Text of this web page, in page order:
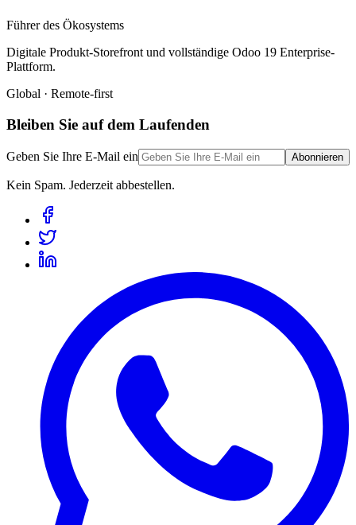
Führer des Ökosystems
Digitale Produkt-Storefront und vollständige Odoo 19 Enterprise-
Plattform.
Global · Remote-first
Bleiben Sie auf dem Laufenden
Geben Sie Ihre E-Mail ein Abonnieren
Kein Spam. Jederzeit abbestellen.